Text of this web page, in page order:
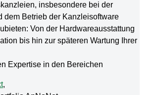
insbesondere bei der
dem Betrieb der Kanzleisoftware
Von der Hardwareausstattung
bis hin zur späteren Wartung Ihrer
Expertise in den Bereichen
,